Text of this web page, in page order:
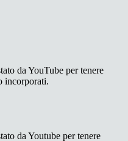
da YouTube per tenere
incorporati.
da Youtube per tenere